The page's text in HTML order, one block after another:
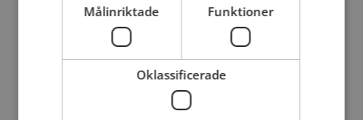
Söker du dejting i Storuman så har du kommit rätt. På
dejtingintresserade singlar i Storuman
Målinriktade Funktioner
Oklassificerade